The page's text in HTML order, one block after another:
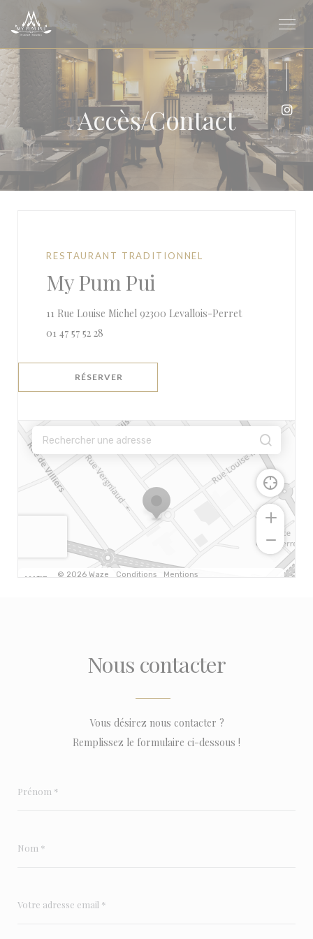
Personnalisation de vos choix en matière de cookies
Accès/Contact
RESTAURANT TRADITIONNEL
My Pum Pui
11 Rue Louise Michel 92300 Levallois-Perret((ouvre une
01 47 57 52 28
RÉSERVER
Nous contacter
Vous désirez nous contacter ?
Remplissez le formulaire ci-dessous !